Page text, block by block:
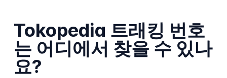
Tokopedia 트래킹 번호
는 어디에서 찾을 수 있나
요?